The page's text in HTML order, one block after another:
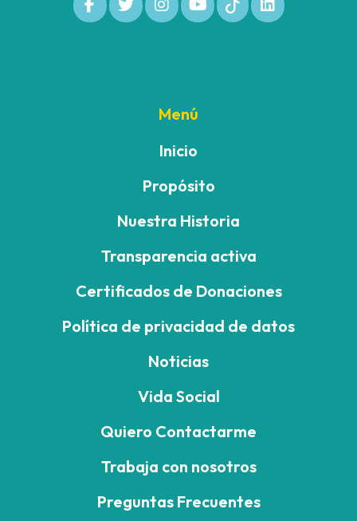
Menú
Inicio
Propósito
Nuestra Historia
Transparencia activa
Certificados de Donaciones
Política de privacidad de datos
Noticias
Vida Social
Quiero Contactarme
Trabaja con nosotros
Preguntas Frecuentes